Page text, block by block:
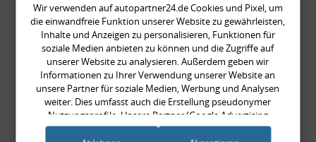
Rückleuchtenband mit
Blinker, rot, US-Ecken,
Audi 80 Cabrio, Typ 89,
OE-Nr.: 8G0945225 +
8G0945225C
999,99 €
Wir verwenden auf autopartner24.de Cookies und Pixel, um
die einwandfreie Funktion unserer Website zu gewährleisten,
Inhalte und Anzeigen zu personalisieren, Funktionen für
soziale Medien anbieten zu können und die Zugriffe auf
unserer Website zu analysieren. Außerdem geben wir
Informationen zu Ihrer Verwendung unserer Website an
unsere Partner für soziale Medien, Werbung und Analysen
weiter. Dies umfasst auch die Erstellung pseudonymer
Nutzungsprofile. Unsere Partner (Google Advertising
Products) führen diese Informationen möglicherweise mit